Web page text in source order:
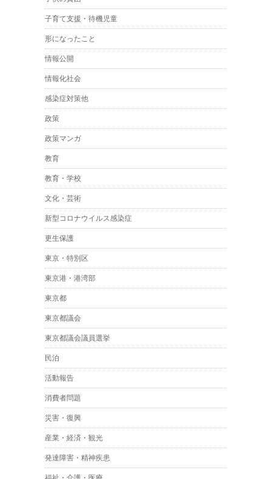
子育て支援・待機児童
形になったこと
情報公開
情報化社会
感染症対策他
政策
政策マンガ
教育
教育・学校
文化・芸術
新型コロナウイルス感染症
更生保護
東京・特別区
東京港・港湾部
東京都
東京都議会
東京都議会議員選挙
民泊
活動報告
消費者問題
災害・復興
産業・経済・観光
発達障害・精神疾患